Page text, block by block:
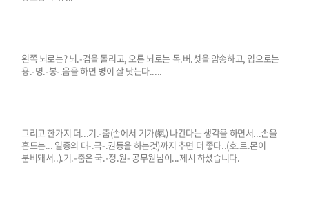
왼쪽 뇌로는? 뇌.-검을 돌리고, 오른 뇌로는 독.버.섯을 암송하고, 입으로는
용.-명.-봉-.음을 하면 병이 잘 낫는다.....
그리고 한가지 더...기.-춤(손에서 기가(氣) 나간다는 생각을 하면서...손을
흔드는... 일종의 태-.극-.권등을 하는것)까지 추면 더 좋다..(호.르.몬이
분비돼서..).기.-춤은 국.-정.원- 공무원님이...제시 하셨습니다.